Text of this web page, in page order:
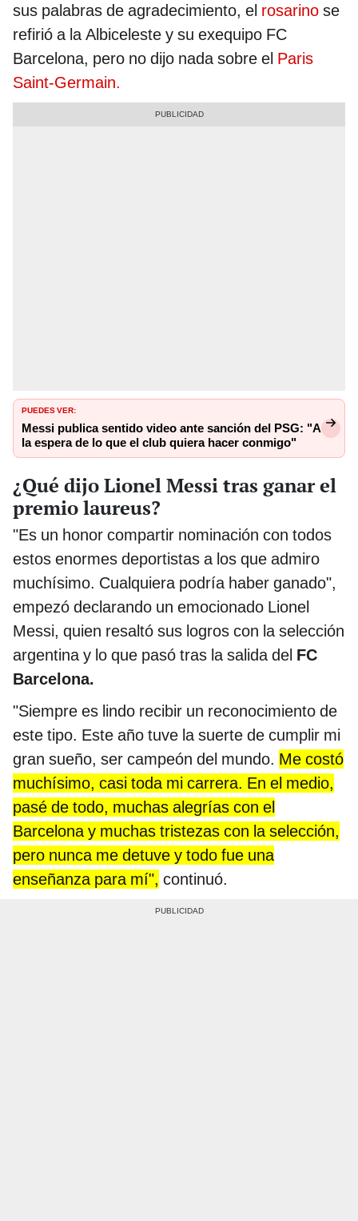
sus palabras de agradecimiento, el rosarino se
refirió a la Albiceleste y su exequipo FC
Barcelona, pero no dijo nada sobre el Paris
Saint-Germain.
PUEDES VER:
Messi publica sentido video ante sanción del PSG: "A
la espera de lo que el club quiera hacer conmigo"
¿Qué dijo Lionel Messi tras ganar el
premio laureus?
"Es un honor compartir nominación con todos
estos enormes deportistas a los que admiro
muchísimo. Cualquiera podría haber ganado",
empezó declarando un emocionado Lionel
Messi, quien resaltó sus logros con la selección
argentina y lo que pasó tras la salida del FC
Barcelona.
"Siempre es lindo recibir un reconocimiento de
este tipo. Este año tuve la suerte de cumplir mi
gran sueño, ser campeón del mundo. Me costó
muchísimo, casi toda mi carrera. En el medio,
pasé de todo, muchas alegrías con el
Barcelona y muchas tristezas con la selección,
pero nunca me detuve y todo fue una
enseñanza para mí", continuó.